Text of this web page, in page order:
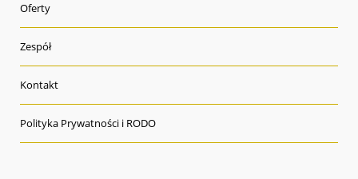
Oferty
Zespół
Kontakt
Polityka Prywatności i RODO